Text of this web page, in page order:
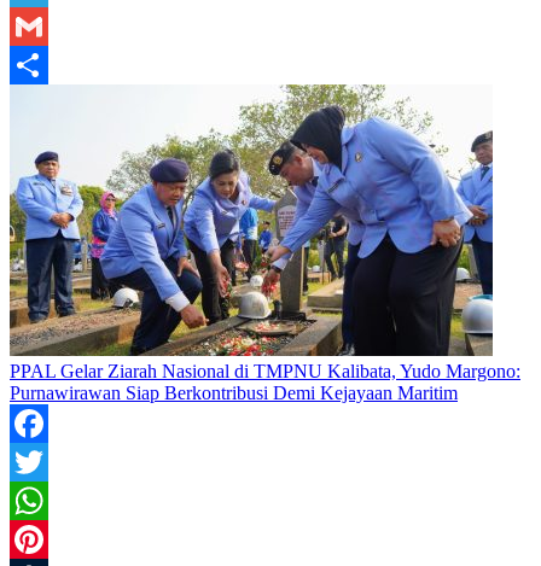
Telegram
Gmail
PPAL Gelar Ziarah Nasional di TMPNU Kalibata, Yudo Margono:
Purnawirawan Siap Berkontribusi Demi Kejayaan Maritim
Facebook
Twitter
WhatsApp